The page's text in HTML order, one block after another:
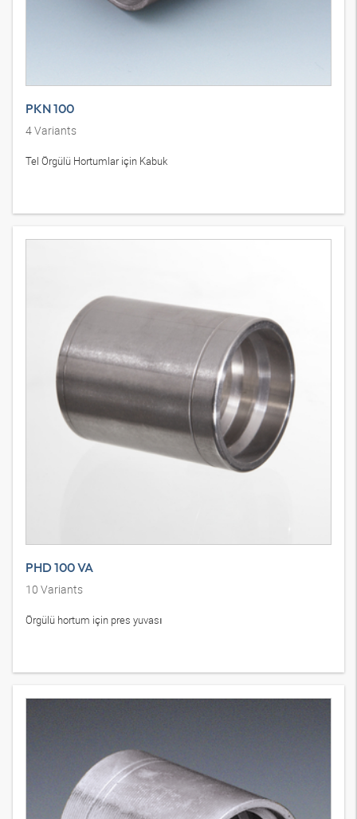
PKN 100
4Variants
Tel Örgülü Hortumlar için Kabuk
PHD 100 VA
10 Variants
Örgülü hortum için pres yuvası